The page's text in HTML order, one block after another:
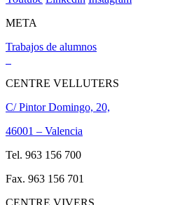
META
Trabajos de alumnos
CENTRE VELLUTERS
C/ Pintor Domingo, 20,
46001 – Valencia
Tel. 963 156 700
Fax. 963 156 701
CENTRE VIVERS